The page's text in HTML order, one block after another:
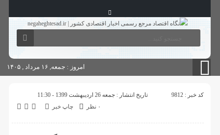
آگهی های دولتی چاپ شناسنامه سایت
امروز : جمعه, ۱۶ مرداد , ۱۴۰۵
کد خبر : 9812
تاریخ انتشار : جمعه 26 اردیبهشت 1399 - 11:30
چاپ خبر
۰ نظر